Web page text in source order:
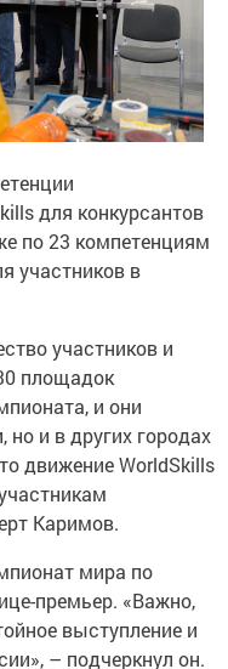
для конкурсантов
по 23 компетенциям
участников в
участников и
площадок
и они
и в других городах
движение WorldSkills
Каримов.
мира по
премьер. «Важно,
выступление и
– подчеркнул он.